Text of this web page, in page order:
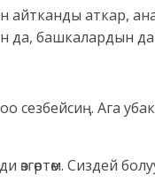
аткар,
да, башкалардын
сезбейсиң. Ага
Сиздей